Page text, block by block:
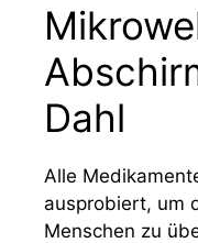
Dahl
Alle
ausprobiert, um
Menschen zu